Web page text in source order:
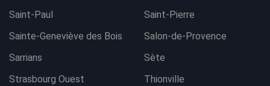
Saint-Paul
Saint-Pierre
Sainte-Geneviève des Bois
Salon-de-Provence
Sarrians
Sète
Strasbourg Ouest
Thionville